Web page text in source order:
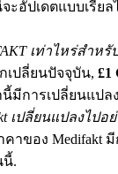
ะอัปเดตแบบเรีย
เท่าไหร่สำหรั
เปลี่ยนปัจจุบัน, £1
มีการเปลี่ยนแป
เปลี่ยนแปลงไปอ
คาของ Medifakt
นี้.